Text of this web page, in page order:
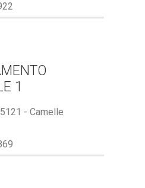
1
- Camelle